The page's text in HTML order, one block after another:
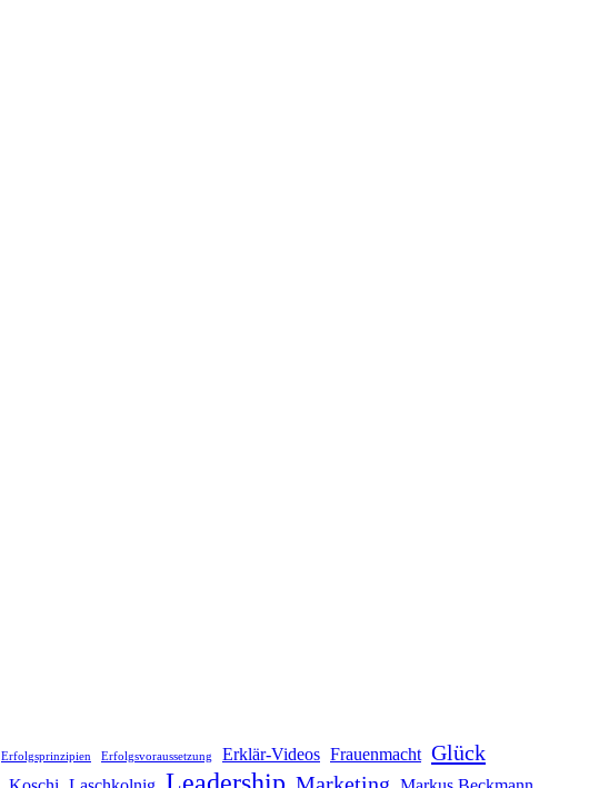
Erfolgsprinzipien Erfolgsvoraussetzung Erklär-Videos Frauenmacht Glück